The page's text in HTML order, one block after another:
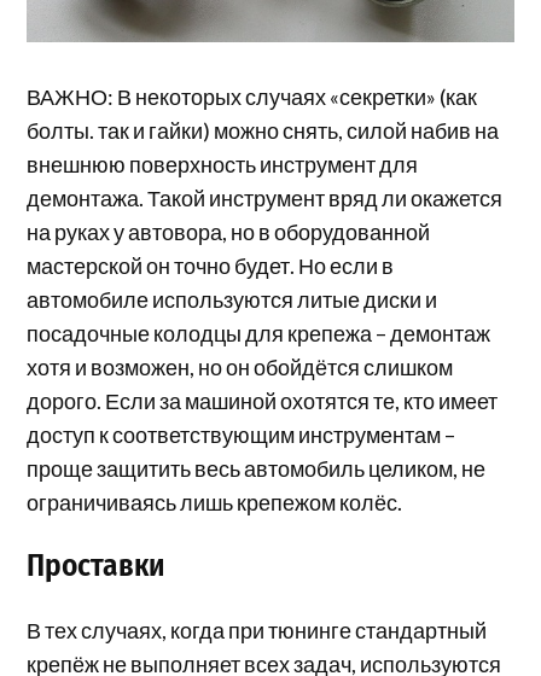
ВАЖНО: В некоторых случаях «секретки» (как
болты. так и гайки) можно снять, силой набив на
внешнюю поверхность инструмент для
демонтажа. Такой инструмент вряд ли окажется
на руках у автовора, но в оборудованной
мастерской он точно будет. Но если в
автомобиле используются литые диски и
посадочные колодцы для крепежа – демонтаж
хотя и возможен, но он обойдётся слишком
дорого. Если за машиной охотятся те, кто имеет
доступ к соответствующим инструментам –
проще защитить весь автомобиль целиком, не
ограничиваясь лишь крепежом колёс.
Проставки
В тех случаях, когда при тюнинге стандартный
крепёж не выполняет всех задач, используются